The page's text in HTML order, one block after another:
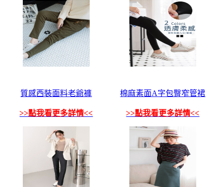
質感西裝面料老爺褲
>>點我看更多詳情<<
棉麻素面A字包臀窄管裙
>>點我看更多詳情<<